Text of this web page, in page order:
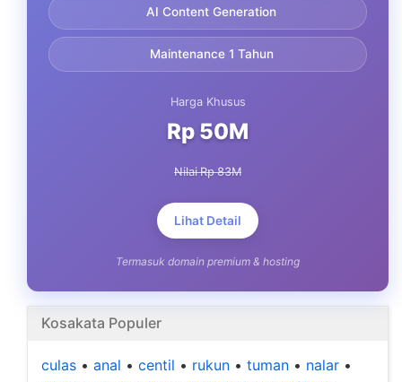
AI Content Generation
Maintenance 1 Tahun
Harga Khusus
Rp 50M
Nilai Rp 83M
Lihat Detail
Termasuk domain premium & hosting
Kosakata Populer
culas • anal • centil • rukun • tuman • nalar •